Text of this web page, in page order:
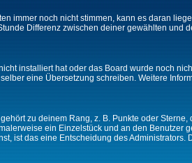
immer noch nicht stimmen, kann es daran
Differenz zwischen deiner gewählten und
installiert hat oder das Board wurde noch
eine Übersetzung schreiben. Weitere
zu deinem Rang, z. B. Punkte oder
ein Einzelstück und an den
ist das eine Entscheidung des